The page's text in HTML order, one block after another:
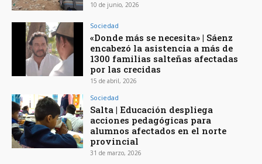
10 de junio, 2026
Sociedad
«Donde más se necesita» | Sáenz
encabezó la asistencia a más de
1300 familias salteñas afectadas
por las crecidas
15 de abril, 2026
Sociedad
Salta | Educación despliega
acciones pedagógicas para
alumnos afectados en el norte
provincial
31 de marzo, 2026